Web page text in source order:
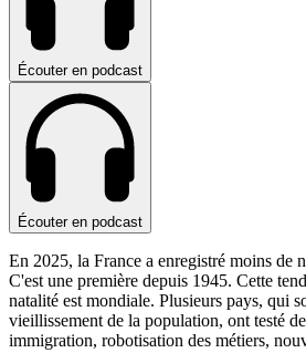
Écouter en podcast
Écouter en podcast
En 2025, la France a enregistré moins de
C'est une première depuis 1945. Cette
natalité est mondiale. Plusieurs pays, qui
vieillissement de la population, ont testé
immigration, robotisation des métiers,